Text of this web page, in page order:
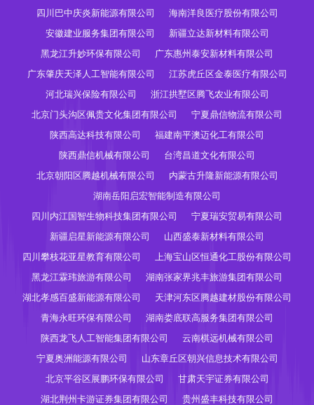
四川巴中庆炎新能源有限公司
海南洋良医疗股份有限公司
安徽建业服务集团有限公司
新疆立达新材料有限公司
黑龙江升妙环保有限公司
广东惠州泰安新材料有限公司
广东肇庆天泽人工智能有限公司
江苏虎丘区金泰医疗有限公司
河北瑞兴保险有限公司
浙江拱墅区腾飞农业有限公司
北京门头沟区佩贵文化集团有限公司
宁夏鼎信物流有限公司
陕西高达科技有限公司
福建南平澳迈化工有限公司
陕西鼎信机械有限公司
台湾昌道文化有限公司
北京朝阳区腾越机械有限公司
内蒙古升隆新能源有限公司
湖南岳阳启宏智能制造有限公司
四川内江国智生物科技集团有限公司
宁夏瑞安贸易有限公司
新疆启星新能源有限公司
山西盛泰新材料有限公司
四川攀枝花亚星教育有限公司
上海宝山区恒通化工股份有限公司
黑龙江霖玮旅游有限公司
湖南张家界兆丰旅游集团有限公司
湖北孝感百盛新能源有限公司
天津河东区腾越建材股份有限公司
青海永旺环保有限公司
湖南娄底联高服务集团有限公司
陕西龙飞人工智能集团有限公司
云南棋远机械有限公司
宁夏奥洲能源有限公司
山东章丘区朝兴信息技术有限公司
北京平谷区展鹏环保有限公司
甘肃天宇证券有限公司
湖北荆州卡游证券集团有限公司
贵州盛丰科技有限公司